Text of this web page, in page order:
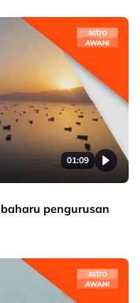
01:09
pengurusan